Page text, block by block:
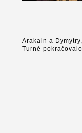
Arakain a
Turné